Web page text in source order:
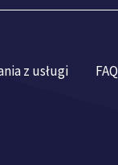
z usługi FAQ